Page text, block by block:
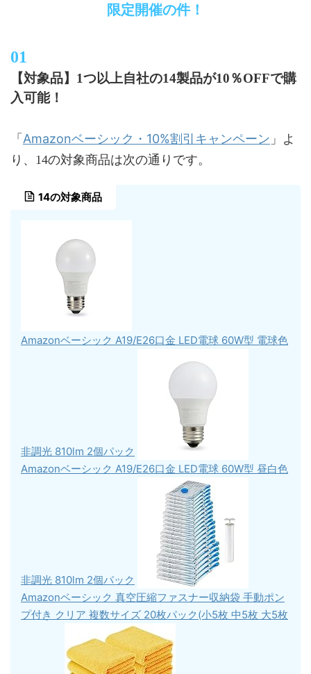
限定開催の件！
【対象品】1つ以上自社の14製品が10％OFFで購
入可能！
「 Amazonベーシック・10%割引キャンペーン 」よ
り、14の対象商品は次の通りです。
14の対象商品
Amazonベーシック A19/E26口金 LED電球 60W型 電球色
非調光 810lm 2個パック
Amazonベーシック A19/E26口金 LED電球 60W型 昼白色
非調光 810lm 2個パック
Amazonベーシック 真空圧縮ファスナー収納袋 手動ポン
プ付き クリア 複数サイズ 20枚パック(小5枚 中5枚 大5枚